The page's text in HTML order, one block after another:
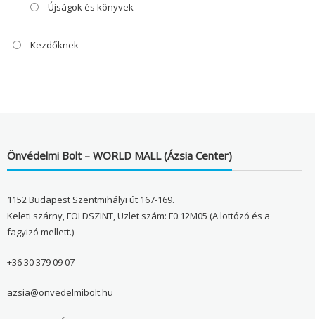
Újságok és könyvek
Kezdőknek
Önvédelmi Bolt – WORLD MALL (Ázsia Center)
1152 Budapest Szentmihályi út 167-169.
Keleti szárny, FÖLDSZINT, Üzlet szám: F0.12M05 (A lottózó és a
fagyizó mellett.)
+36 30 379 09 07
azsia@onvedelmibolt.hu